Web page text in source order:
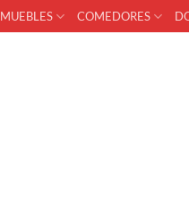
MUEBLES COMEDORES